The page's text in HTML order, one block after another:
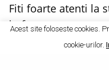
Fiti foarte atenti la
in foarte mare
depinde, de
care traim zi de zi.
Acest site foloseste cookies.
cookie-urilor.